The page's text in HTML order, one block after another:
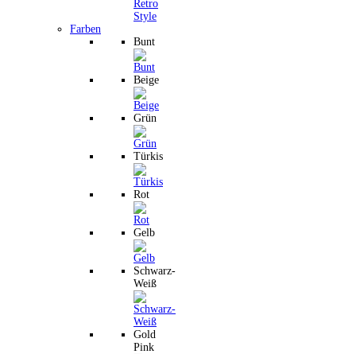
Farben
Bunt
Beige
Grün
Türkis
Rot
Gelb
Schwarz-
Weiß
Gold
Pink